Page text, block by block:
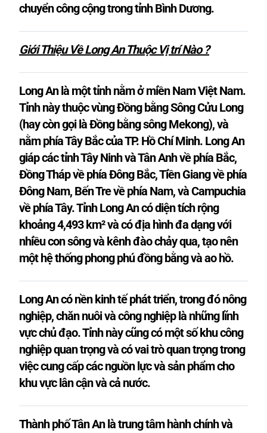
chuyển công cộng trong tỉnh Bình Dương.
Giới Thiệu Về Long An Thuộc Vị trí Nào ?
Long An là một tỉnh nằm ở miền Nam Việt Nam.
Tỉnh này thuộc vùng Đồng bằng Sông Cửu Long
(hay còn gọi là Đồng bằng sông Mekong), và
nằm phía Tây Bắc của TP. Hồ Chí Minh. Long An
giáp các tỉnh Tây Ninh và Tân Anh về phía Bắc,
Đồng Tháp về phía Đông Bắc, Tiền Giang về phía
Đông Nam, Bến Tre về phía Nam, và Campuchia
về phía Tây. Tỉnh Long An có diện tích rộng
khoảng 4,493 km² và có địa hình đa dạng với
nhiều con sông và kênh đào chảy qua, tạo nên
một hệ thống phong phú đồng bằng và ao hồ.
Long An có nền kinh tế phát triển, trong đó nông
nghiệp, chăn nuôi và công nghiệp là những lĩnh
vực chủ đạo. Tỉnh này cũng có một số khu công
nghiệp quan trọng và có vai trò quan trọng trong
việc cung cấp các nguồn lực và sản phẩm cho
khu vực lân cận và cả nước.
Thành phố Tân An là trung tâm hành chính và